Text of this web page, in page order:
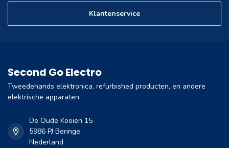
Klantenservice
Second Go Electro
Tweedehands elektronica, refurbished producten, en andere
elektrische apparaten.
De Oude Kooien 15
5986 PJ Beringe
Nederland